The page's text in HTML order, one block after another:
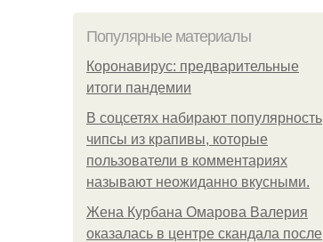
Популярные материалы
Коронавирус: предварительные
итоги пандемии
В соцсетях набирают популярность
чипсы из крапивы, которые
пользователи в комментариях
называют неожиданно вкусными.
Жена Курбана Омарова Валерия
оказалась в центре скандала после